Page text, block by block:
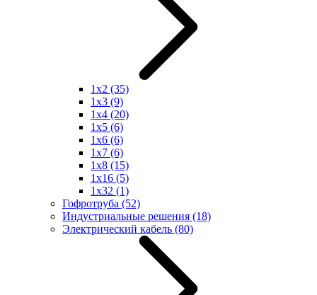
1x2 (35)
1x3 (9)
1x4 (20)
1x5 (6)
1x6 (6)
1x7 (6)
1x8 (15)
1x16 (5)
1x32 (1)
Гофротруба (52)
Индустриальные решения (18)
Электрический кабель (80)